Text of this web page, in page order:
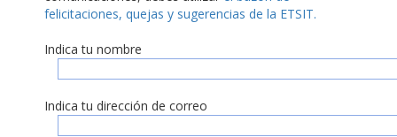
felicitaciones, quejas y sugerencias de la ETSIT.
Indica tu nombre
Indica tu dirección de correo